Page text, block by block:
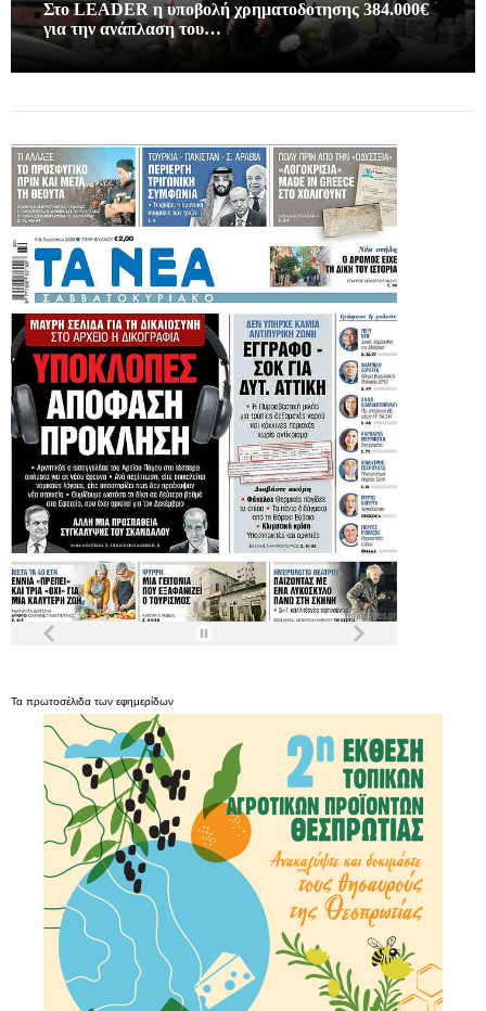
Στο LEADER η υποβολή χρηματοδοτησης 384.000€
για την ανάπλαση του…
Τα πρωτοσέλιδα των εφημερίδων